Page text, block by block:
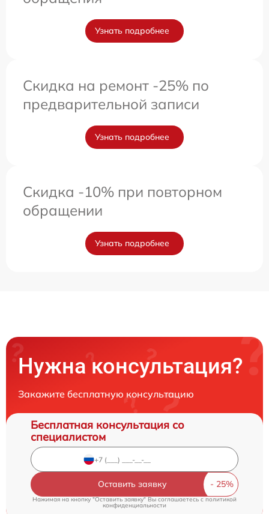
Узнать подробнее
Скидка на ремонт -25% по
предварительной записи
Узнать подробнее
Скидка -10% при повторном
обращении
Узнать подробнее
Нужна консультация?
Закажите бесплатную консультацию
Бесплатная консультация со
специалистом
Оставить заявку
Нажимая на кнопку "Оставить заявку" Вы соглашаетесь c политикой
конфиденциальности